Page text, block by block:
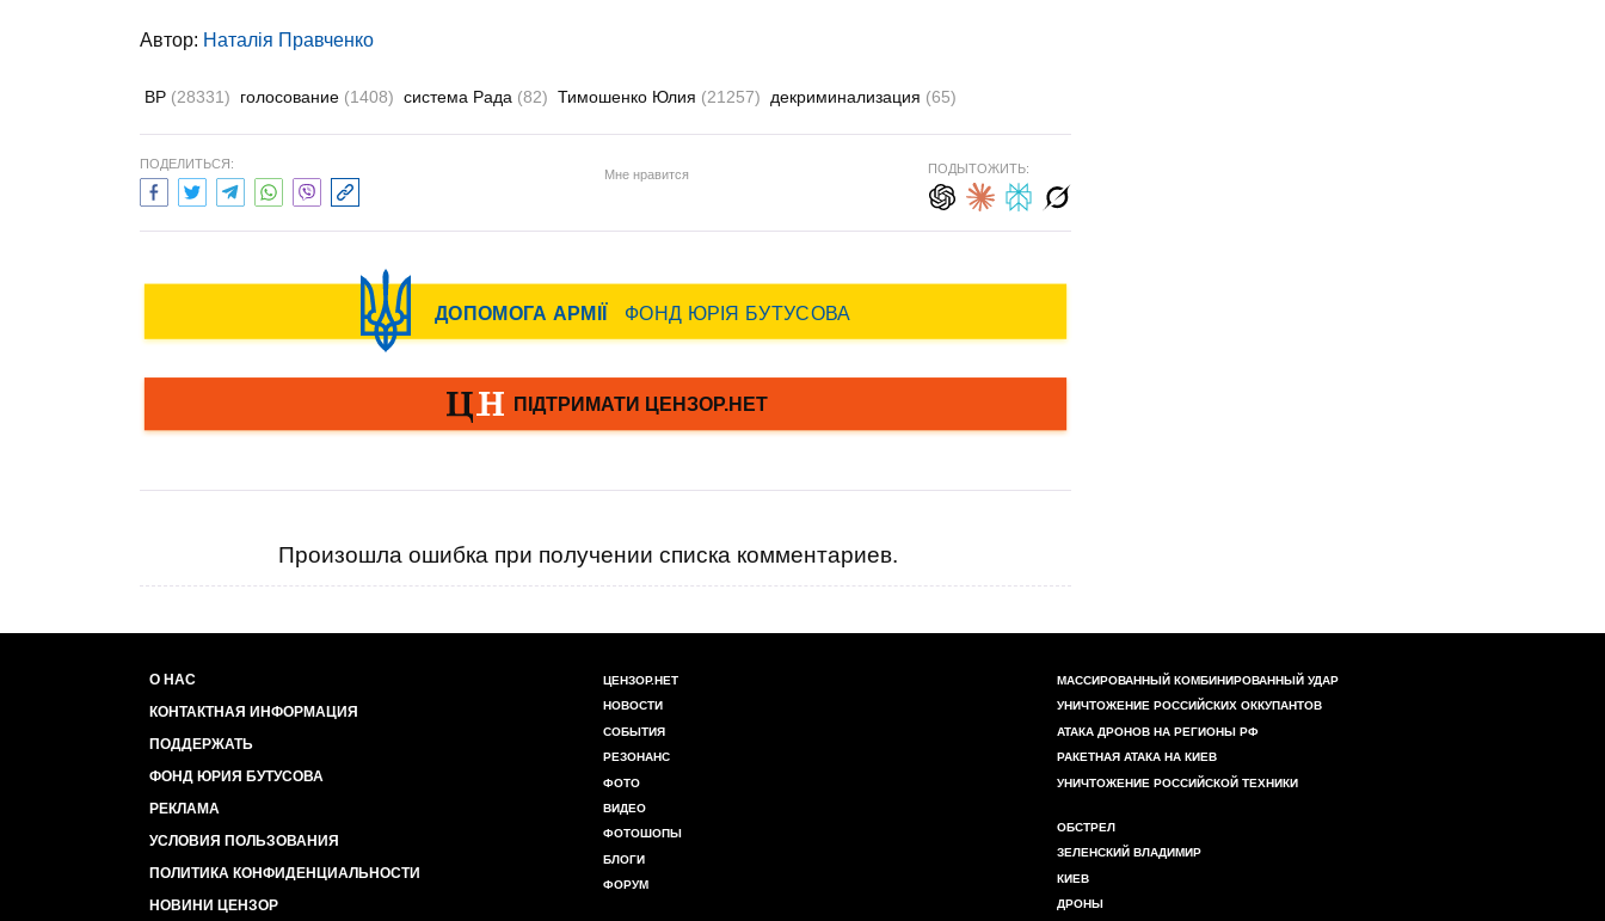
Автор: Наталія Правченко
ВР (28331) голосование (1408) система Рада (82) Тимошенко Юлия (21257) декриминализация (65)
ПОДЕЛИТЬСЯ:
Мне нравится ПОДЫТОЖИТЬ:
Произошла ошибка при получении списка комментариев.
О НАС
КОНТАКТНАЯ ИНФОРМАЦИЯ
ПОДДЕРЖАТЬ
ФОНД ЮРИЯ БУТУСОВА
РЕКЛАМА
УСЛОВИЯ ПОЛЬЗОВАНИЯ
ПОЛИТИКА КОНФИДЕНЦИАЛЬНОСТИ
НОВИНИ ЦЕНЗОР
ЦЕНЗОР.НЕТ
НОВОСТИ
СОБЫТИЯ
РЕЗОНАНС
ФОТО
ВИДЕО
ФОТОШОПЫ
БЛОГИ
ФОРУМ
МАССИРОВАННЫЙ КОМБИНИРОВАННЫЙ УДАР
УНИЧТОЖЕНИЕ РОССИЙСКИХ ОККУПАНТОВ
АТАКА ДРОНОВ НА РЕГИОНЫ РФ
РАКЕТНАЯ АТАКА НА КИЕВ
УНИЧТОЖЕНИЕ РОССИЙСКОЙ ТЕХНИКИ
ОБСТРЕЛ
ЗЕЛЕНСКИЙ ВЛАДИМИР
КИЕВ
ДРОНЫ